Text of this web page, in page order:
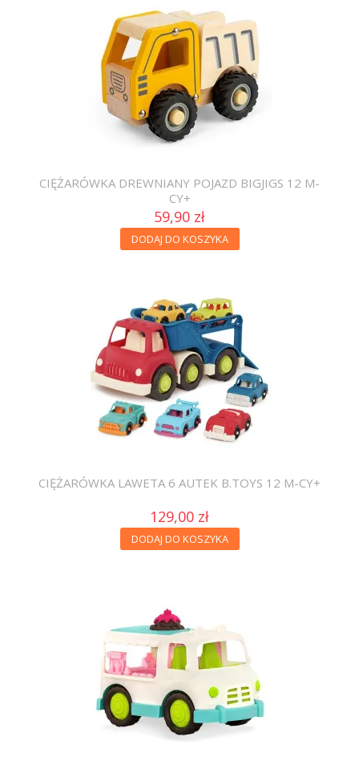
CIĘŻARÓWKA DREWNIANY POJAZD BIGJIGS 12 M-
CY+
59,90 zł
DODAJ DO KOSZYKA
CIĘŻARÓWKA LAWETA 6 AUTEK B.TOYS 12 M-CY+
129,00 zł
DODAJ DO KOSZYKA